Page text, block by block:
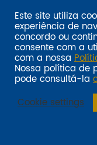
Email
Pol�tica de
Este site utiliza
experiência de
concordo ou
consente com a
com a nossa
Nossa política de
pode consultá-la
Cookie settings